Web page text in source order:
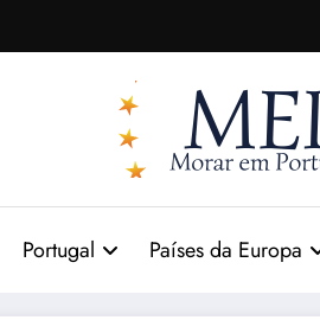
Portugal Países da Europa